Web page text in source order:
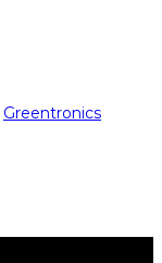
Greentronics